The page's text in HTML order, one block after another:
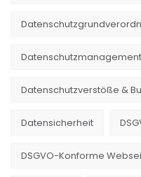
Datenschutzmanagement
Datenschutzverstöße &
Datensicherheit
DSGVO-Konforme